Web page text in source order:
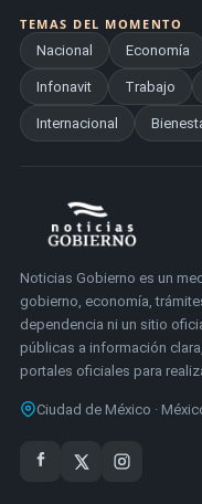
TEMAS DEL MOMENTO
Nacional
Economía
Infonavit Trabajo
Internacional
Noticias Gobierno es un
gobierno, economía,
dependencia ni un sitio
públicas a información
portales oficiales para
Ciudad de México ·